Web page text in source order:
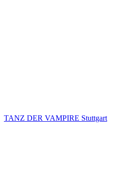
TANZ DER VAMPIRE Stuttgart